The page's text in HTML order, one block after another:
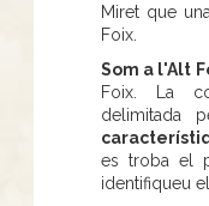
Miret que
Foix.
Som a l'Alt
Foix. La
delimitada
es troba el
identifiqueu